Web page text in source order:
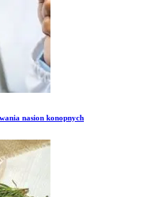
nasion konopnych